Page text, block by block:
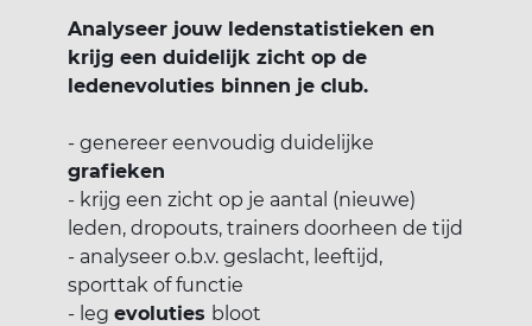
Analyseer jouw ledenstatistieken en
krijg een duidelijk zicht op de
ledenevoluties binnen je club.
- genereer eenvoudig duidelijke
grafieken
- krijg een zicht op je aantal (nieuwe)
leden, dropouts, trainers doorheen de tijd
- analyseer o.b.v. geslacht, leeftijd,
sporttak of functie
- leg evoluties bloot